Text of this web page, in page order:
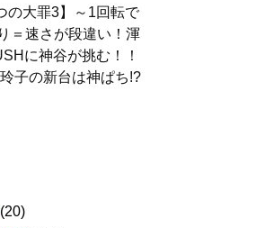
の大罪3】～1回転で
＝速さが段違い！渾
に神谷が挑む！！
子の新台は神ぱち!?
(20)